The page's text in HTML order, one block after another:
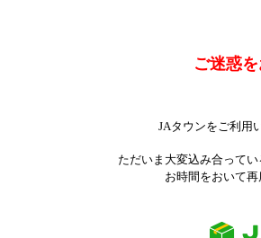
ご迷惑
JAタウンをご利用
ただいま大変込み合って
お時間をおいて